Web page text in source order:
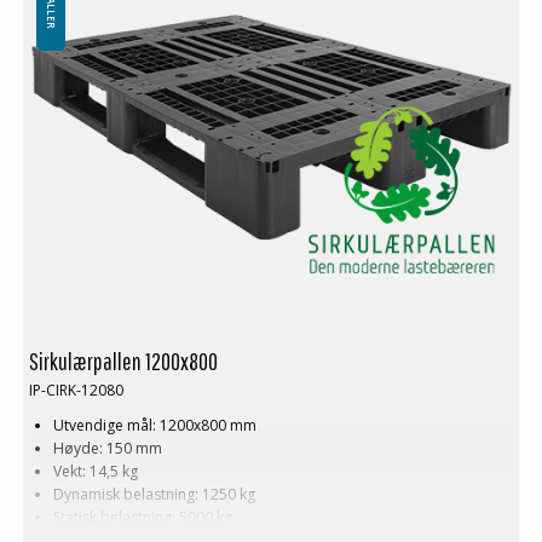
Sirkulærpallen 1200x800
IP-CIRK-12080
Utvendige mål: 1200x800 mm
Høyde: 150 mm
Vekt: 14,5 kg
Dynamisk belastning: 1250 kg
Statisk belastning: 5000 kg